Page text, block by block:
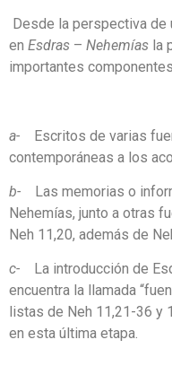
Desde la perspectiva
en Esdras – Nehemías la
importantes
a- Escritos de varias
contemporáneas a los
b- Las memorias o
Nehemías, junto a otras
Neh 11,20, además de
c- La introducción de
encuentra la llamada
listas de Neh 11,21-36 y
en esta última etapa.